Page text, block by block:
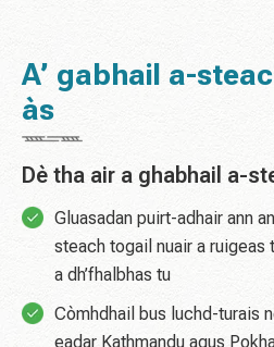
A’ gabhail a-
às
Dè tha air a ghabhail a-
Gluasadan puirt-adhair ann
steach togail nuair a ruigeas
a dh’fhalbhas tu
Còmhdhail bus luchd-turais
eadar Kathmandu agus